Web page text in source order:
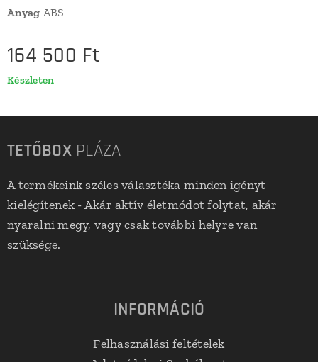
Anyag ABS
164 500 Ft
Készleten
TETŐBOX PLÁZA
A termékeink széles választéka minden igényt
kielégítenek - Akár aktív életmódot folytat, akár
nyaralni megy, vagy csak további helyre van
szüksége.
INFORMÁCIÓ
Felhasználási feltételek